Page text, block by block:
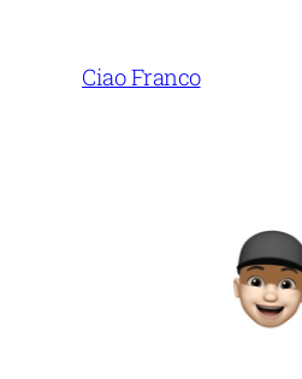
Ciao Franco